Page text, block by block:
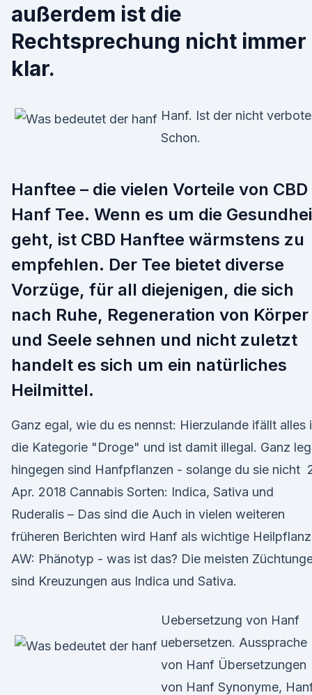
außerdem ist die
Rechtsprechung nicht immer
klar.
Hanf. Ist der nicht
Schon.
Hanftee – die vielen Vorteile von CBD
Hanf Tee. Wenn es um die
geht, ist CBD Hanftee wärmstens zu
empfehlen. Der Tee bietet diverse
Vorzüge, für all diejenigen, die sich
nach Ruhe, Regeneration von Körper
und Seele sehnen und nicht zuletzt
handelt es sich um ein natürliches
Heilmittel.
Ganz egal, wie du es nennst: Hierzulande ifällt alles
die Kategorie "Droge" und ist damit illegal. Ganz
hingegen sind Hanfpflanzen - solange du sie nicht
Apr. 2018 Cannabis Sorten: Indica, Sativa und
Ruderalis – Das sind die Auch in vielen weiteren
früheren Berichten wird Hanf als wichtige
AW: Phänotyp - was ist das? Die meisten
sind Kreuzungen aus Indica und Sativa.
Uebersetzung von Hanf
uebersetzen. Aussprache
von Hanf Übersetzungen
von Hanf Synonyme,